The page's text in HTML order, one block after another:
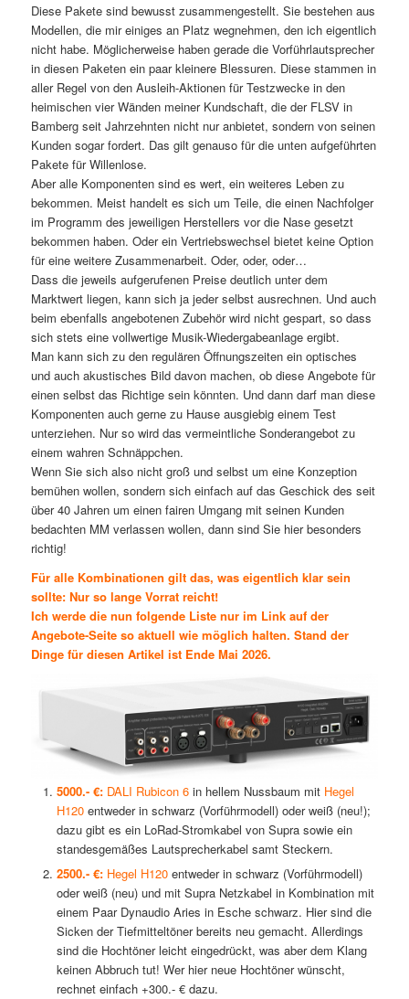
Diese Pakete sind bewusst zusammengestellt. Sie bestehen aus
Modellen, die mir einiges an Platz wegnehmen, den ich eigentlich
nicht habe. Möglicherweise haben gerade die Vorführlautsprecher
in diesen Paketen ein paar kleinere Blessuren. Diese stammen in
aller Regel von den Ausleih-Aktionen für Testzwecke in den
heimischen vier Wänden meiner Kundschaft, die der FLSV in
Bamberg seit Jahrzehnten nicht nur anbietet, sondern von seinen
Kunden sogar fordert. Das gilt genauso für die unten aufgeführten
Pakete für Willenlose.
Aber alle Komponenten sind es wert, ein weiteres Leben zu
bekommen. Meist handelt es sich um Teile, die einen Nachfolger
im Programm des jeweiligen Herstellers vor die Nase gesetzt
bekommen haben. Oder ein Vertriebswechsel bietet keine Option
für eine weitere Zusammenarbeit. Oder, oder, oder…
Dass die jeweils aufgerufenen Preise deutlich unter dem
Marktwert liegen, kann sich ja jeder selbst ausrechnen. Und auch
beim ebenfalls angebotenen Zubehör wird nicht gespart, so dass
sich stets eine vollwertige Musik-Wiedergabeanlage ergibt.
Man kann sich zu den regulären Öffnungszeiten ein optisches
und auch akustisches Bild davon machen, ob diese Angebote für
einen selbst das Richtige sein könnten. Und dann darf man diese
Komponenten auch gerne zu Hause ausgiebig einem Test
unterziehen. Nur so wird das vermeintliche Sonderangebot zu
einem wahren Schnäppchen.
Wenn Sie sich also nicht groß und selbst um eine Konzeption
bemühen wollen, sondern sich einfach auf das Geschick des seit
über 40 Jahren um einen fairen Umgang mit seinen Kunden
bedachten MM verlassen wollen, dann sind Sie hier besonders
richtig!
Für alle Kombinationen gilt das, was eigentlich klar sein
sollte: Nur so lange Vorrat reicht!
Ich werde die nun folgende Liste nur im Link auf der
Angebote-Seiteso aktuell wie möglich halten. Stand der
Dinge für diesen Artikel ist Ende Mai 2026.
5000.- €: DALI Rubicon 6in hellem Nussbaum mit Hegel
H120entweder in schwarz (Vorführmodell) oder weiß (neu!);
dazu gibt es ein LoRad-Stromkabel von Supra sowie ein
standesgemäßes Lautsprecherkabel samt Steckern.
2500.- €: Hegel H120entweder in schwarz (Vorführmodell)
oder weiß (neu) und mit Supra Netzkabel in Kombination mit
einem Paar Dynaudio Aries in Esche schwarz. Hier sind die
Sicken der Tiefmitteltöner bereits neu gemacht. Allerdings
sind die Hochtöner leicht eingedrückt, was aber dem Klang
keinen Abbruch tut! Wer hier neue Hochtöner wünscht,
rechnet einfach +300.- € dazu.